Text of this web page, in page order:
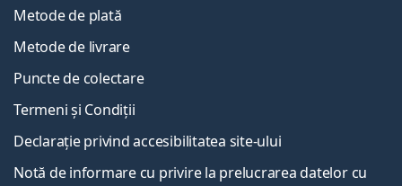
Metode de plată
Metode de livrare
Puncte de colectare
Termeni și Condiții
Declarație privind accesibilitatea site-ului
Notă de informare cu privire la prelucrarea datelor cu